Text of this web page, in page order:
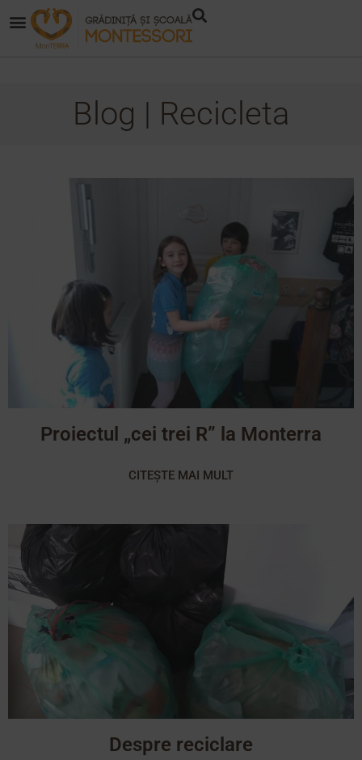
Blog | Recicleta
Proiectul „cei trei R” la Monterra
CITEȘTE MAI MULT
Despre reciclare